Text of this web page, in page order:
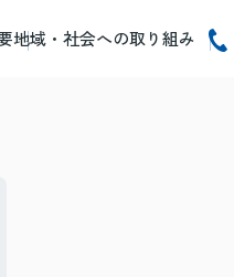
地域・社会への取り組み